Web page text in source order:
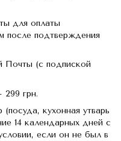
для оплаты
после подтверждения
(с подпиской
грн.
кухонная утварь
14 календарных дней с
если он не был в